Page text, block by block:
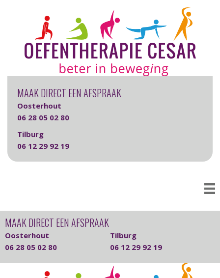
MAAK DIRECT EEN AFSPRAAK
Oosterhout
06 28 05 02 80
Tilburg
06 12 29 92 19
MAAK DIRECT EEN AFSPRAAK
Oosterhout
06 28 05 02 80
Tilburg
06 12 29 92 19